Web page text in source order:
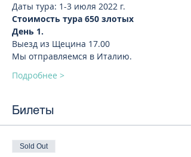
Даты тура: 1-3 июля 2022 г.
Стоимость тура 650 злотых
День 1.
Выезд из Щецина 17.00
Мы отправляемся в Италию.
Подробнее >
Билеты
Sold Out